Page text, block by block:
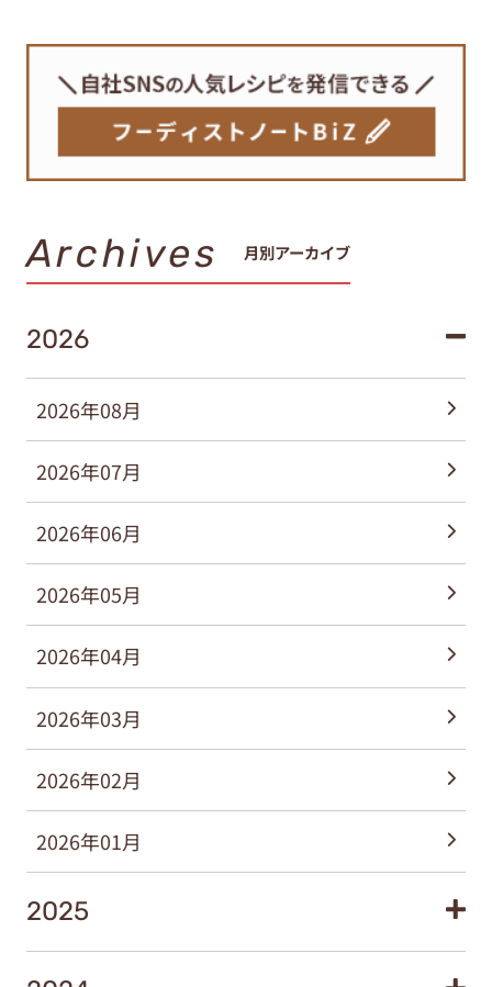
Archives 月別アーカイブ
2026
2026年08月
2026年07月
2026年06月
2026年05月
2026年04月
2026年03月
2026年02月
2026年01月
2025